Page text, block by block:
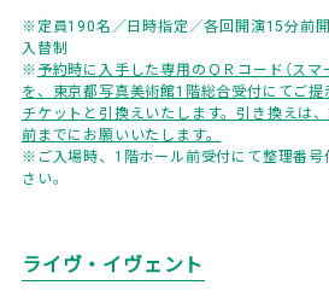
※定員190名／日時指定／各回開演15分前
入替制
※予約時に入手した専用のＱＲコード（スマ
を、東京都写真美術館1階総合受付にてご
チケットと引換えいたします。引き換えは
前までにお願いいたします。
※ご入場時、1階ホール前受付にて整理番
さい。
ライヴ・イヴェント